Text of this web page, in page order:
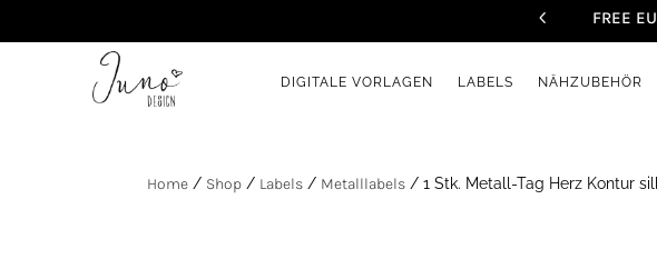
FREE
DIGITALE VORLAGEN LABELS NÄHZUBEHÖR
Home / Shop / Labels / Metalllabels / 1 Stk. Metall-Tag Herz Kontur